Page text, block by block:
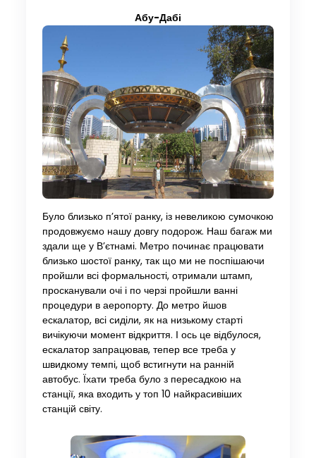
Абу-Дабі
Було близько п’ятої ранку, із невеликою сумочкою
продовжуємо нашу довгу подорож. Наш багаж ми
здали ще у В’єтнамі. Метро починає працювати
близько шостої ранку, так що ми не поспішаючи
пройшли всі формальності, отримали штамп,
просканували очі і по черзі пройшли ванні
процедури в аеропорту. До метро йшов
ескалатор, всі сиділи, як на низькому старті
вичікуючи момент відкриття. І ось це відбулося,
ескалатор запрацював, тепер все треба у
швидкому темпі, щоб встигнути на ранній
автобус. Їхати треба було з пересадкою на
станції, яка входить у топ 10 найкрасивіших
станцій світу.